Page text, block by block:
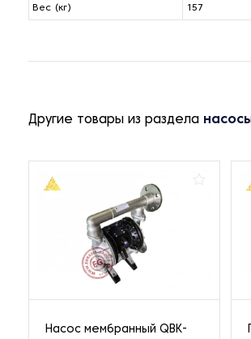
Вес (кг) 157
Другие товары из раздела насосы
Насос мембранный QBK-